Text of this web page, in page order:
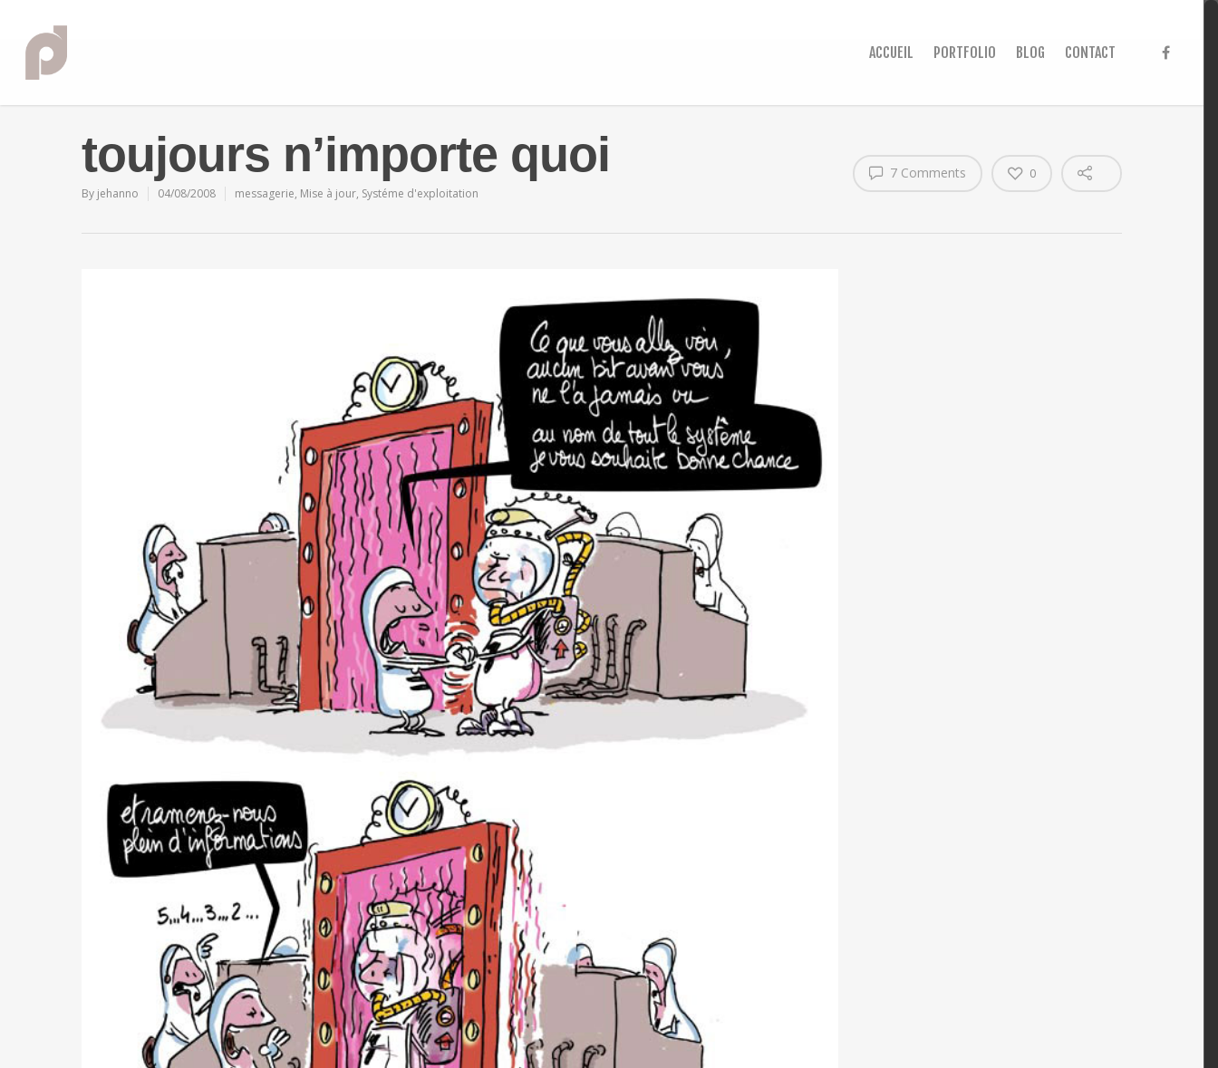
ACCUEIL PORTFOLIO BLOG CONTACT
toujours n’importe quoi
By jehanno 04/08/2008 messagerie, Mise à jour, Systéme d'exploitation
7 Comments 0